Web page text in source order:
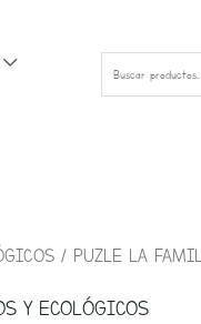
/ PUZLE LA
Y ECOLÓGICOS